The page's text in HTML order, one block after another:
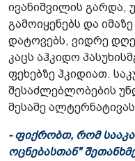
ივანიშვილის გარდა,
გამოიყენებს და
დატოვებს, ვიდრე
კაცს აჰკიდო
ფეხებზე ჰკიდიათ.
შესაძლებლობების
მესამე
- ფიქრობთ, რომ
ოცნებასთან"